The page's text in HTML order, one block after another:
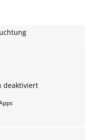
deaktiviert